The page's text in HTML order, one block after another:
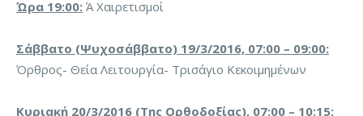
Ώρα 19:00: Ά Χαιρετισμοί
Σάββατο (Ψυχοσάββατο) 19/3/2016, 07:00 – 09:00:
Όρθρος- Θεία Λειτουργία- Τρισάγιο Κεκοιμημένων
Κυριακή 20/3/2016 (Της Ορθοδοξίας), 07:00 – 10:15: